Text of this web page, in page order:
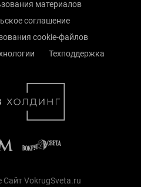
материалов
соглашение
cookie-файлов
Техподдержка
Сайт VokrugSveta.ru